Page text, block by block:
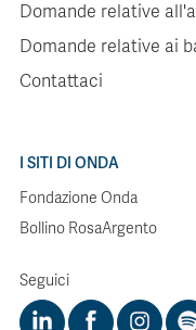
Domande relative
Domande relative ai
Contattaci
I SITI DI ONDA
Fondazione Onda
Bollino RosaArgento
Seguici